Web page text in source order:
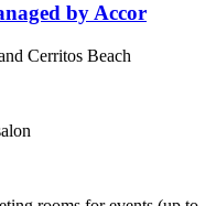
by Accor
Cerritos Beach